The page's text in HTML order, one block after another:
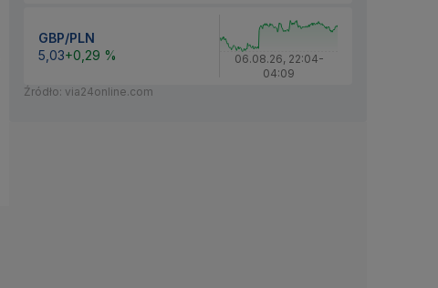
GBP/PLN
5,03+0,29 % 06.08.26, 22:04-
04:09
Źródło: via24online.com